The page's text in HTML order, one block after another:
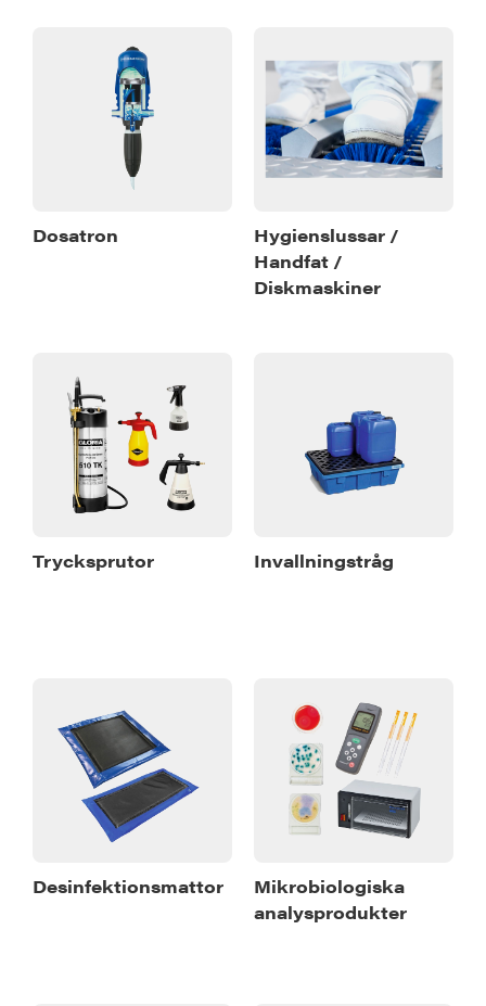
Dosatron
Hygienslussar /
Handfat /
Diskmaskiner
Trycksprutor Invallningstråg
Desinfektionsmattor
Mikrobiologiska
analysprodukter